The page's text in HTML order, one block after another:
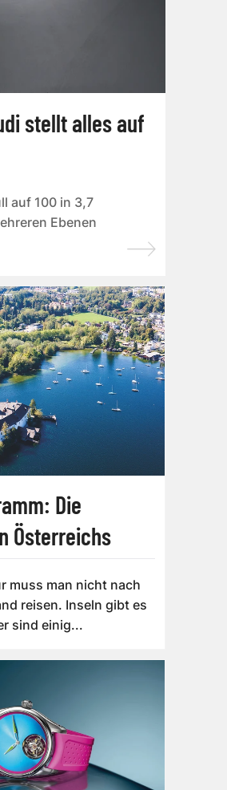
stellt alles auf
auf 100 in 3,7
Ebenen
Die
Österreichs
muss man nicht nach
reisen. Inseln gibt es
sind einig...